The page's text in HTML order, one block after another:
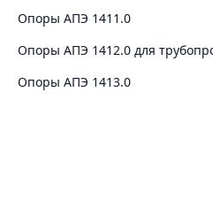
Опоры АПЭ 1411.0
Опоры АПЭ 1412.0 для
Опоры АПЭ 1413.0